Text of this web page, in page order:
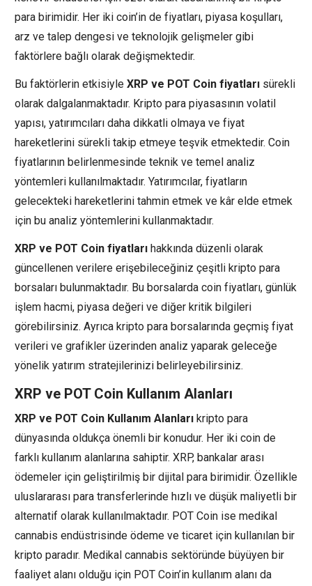
para birimidir. Her iki coin’in de fiyatları, piyasa koşulları,
arz ve talep dengesi ve teknolojik gelişmeler gibi
faktörlere bağlı olarak değişmektedir.
Bu faktörlerin etkisiyle XRP ve POT Coin fiyatları sürekli
olarak dalgalanmaktadır. Kripto para piyasasının volatil
yapısı, yatırımcıları daha dikkatli olmaya ve fiyat
hareketlerini sürekli takip etmeye teşvik etmektedir. Coin
fiyatlarının belirlenmesinde teknik ve temel analiz
yöntemleri kullanılmaktadır. Yatırımcılar, fiyatların
gelecekteki hareketlerini tahmin etmek ve kâr elde etmek
için bu analiz yöntemlerini kullanmaktadır.
XRP ve POT Coin fiyatları hakkında düzenli olarak
güncellenen verilere erişebileceğiniz çeşitli kripto para
borsaları bulunmaktadır. Bu borsalarda coin fiyatları, günlük
işlem hacmi, piyasa değeri ve diğer kritik bilgileri
görebilirsiniz. Ayrıca kripto para borsalarında geçmiş fiyat
verileri ve grafikler üzerinden analiz yaparak geleceğe
yönelik yatırım stratejilerinizi belirleyebilirsiniz.
XRP ve POT Coin Kullanım Alanları
XRP ve POT Coin Kullanım Alanları kripto para
dünyasında oldukça önemli bir konudur. Her iki coin de
farklı kullanım alanlarına sahiptir. XRP, bankalar arası
ödemeler için geliştirilmiş bir dijital para birimidir. Özellikle
uluslararası para transferlerinde hızlı ve düşük maliyetli bir
alternatif olarak kullanılmaktadır. POT Coin ise medikal
cannabis endüstrisinde ödeme ve ticaret için kullanılan bir
kripto paradır. Medikal cannabis sektöründe büyüyen bir
faaliyet alanı olduğu için POT Coin’in kullanım alanı da